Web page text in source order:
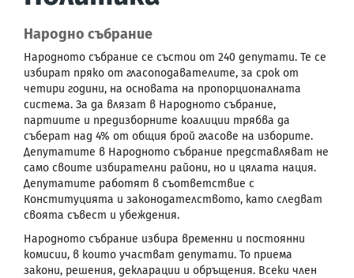
Народно събрание
Народното събрание се състои от 240 депутати. Те се
избират пряко от гласоподавателите, за срок от
четири години, на основата на пропорционалната
система. За да влязат в Народното събрание,
партиите и предизборните коалиции трябва да
съберат над 4% от общия брой гласове на изборите.
Депутатите в Народното събрание представляват не
само своите избирателни райони, но и цялата нация.
Депутатите работят в съответствие с
Конституцията и законодателството, като следват
своята съвест и убеждения.
Народното събрание избира временни и постоянни
комисии, в които участват депутати. То приема
закони, решения, декларации и обръщения. Всеки член